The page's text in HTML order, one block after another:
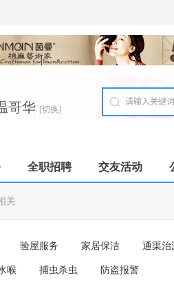
哥华 [切换]
全职招聘 交友活动
关
验屋服务 家居保洁 通渠治
喉 捕虫杀虫 防盗报警